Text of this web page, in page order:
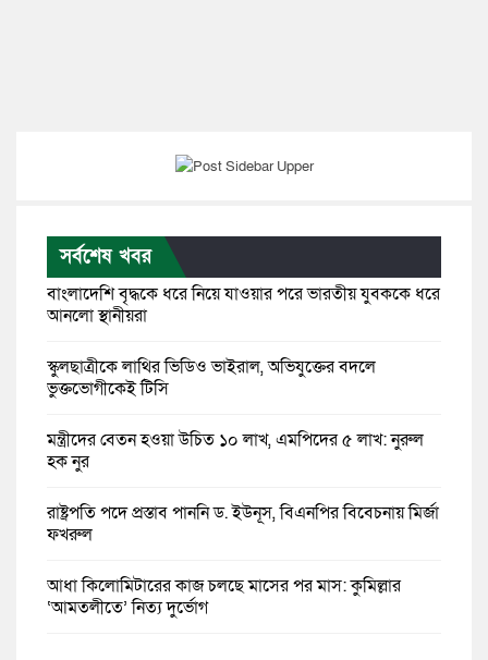
সর্বশেষ খবর
বাংলাদেশি বৃদ্ধকে ধরে নিয়ে যাওয়ার পরে ভারতীয় যুবককে ধরে
আনলো স্থানীয়রা
স্কুলছাত্রীকে লাথির ভিডিও ভাইরাল, অভিযুক্তের বদলে
ভুক্তভোগীকেই টিসি
মন্ত্রীদের বেতন হওয়া উচিত ১০ লাখ, এমপিদের ৫ লাখ: নুরুল
হক নুর
রাষ্ট্রপতি পদে প্রস্তাব পাননি ড. ইউনূস, বিএনপির বিবেচনায় মির্জা
ফখরুল
আধা কিলোমিটারের কাজ চলছে মাসের পর মাস: কুমিল্লার
‘আমতলীতে’ নিত্য দুর্ভোগ